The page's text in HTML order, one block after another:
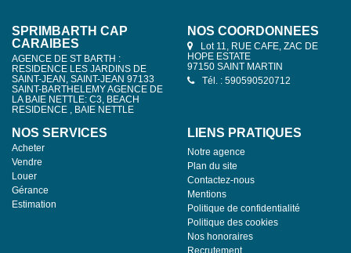
SPRIMBARTH CAP
CARAIBES
AGENCE DE ST BARTH :
RESIDENCE LES JARDINS DE
SAINT-JEAN, SAINT-JEAN 97133
SAINT-BARTHELEMY AGENCE DE
LA BAIE NETTLE: C3, BEACH
RESIDENCE , BAIE NETTLE
NOS COORDONNÉES
Lot 11, RUE CAFE, ZAC DE
HOPE ESTATE
97150 SAINT MARTIN
Tél. : 590590520712
NOS SERVICES
Acheter
Vendre
Louer
Gérance
Estimation
LIENS PRATIQUES
Notre agence
Plan du site
Contactez-nous
Mentions
Politique de confidentialité
Politique des cookies
Nos honoraires
Recrutement